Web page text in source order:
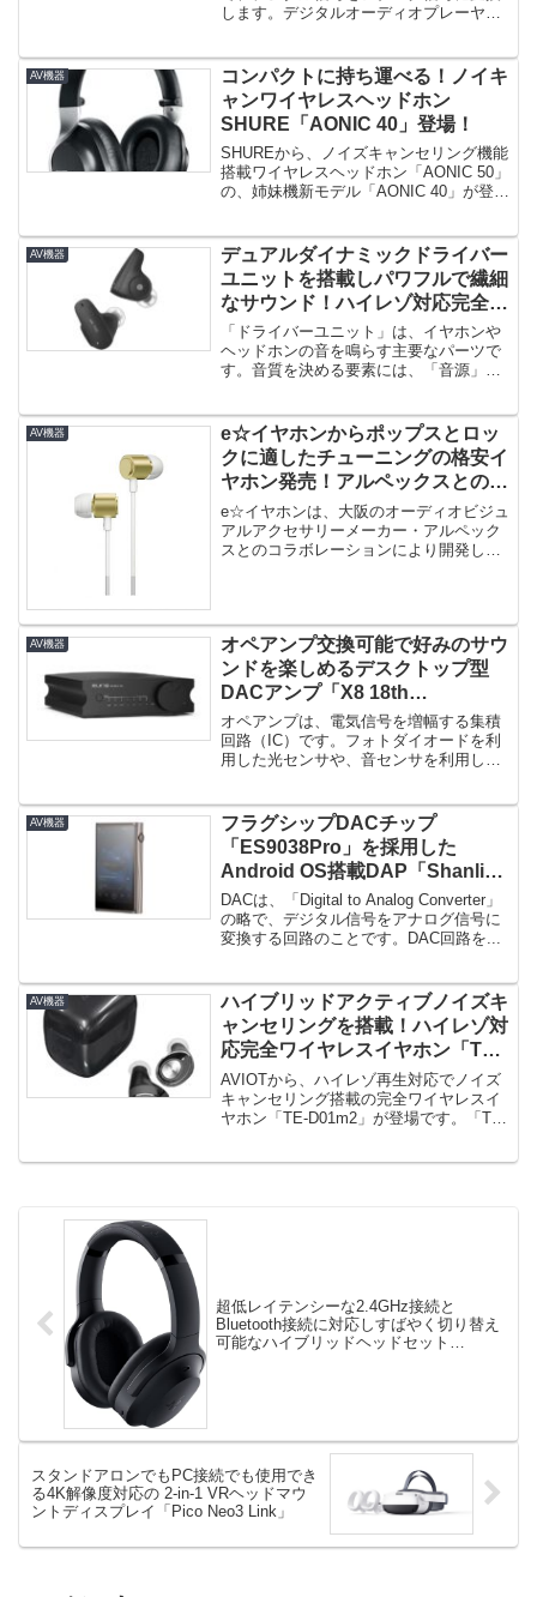
します。デジタルオーディオプレーヤー
AV機器
コンパクトに持ち運べる！ノイキ
ャンワイヤレスヘッドホン
SHURE「AONIC 40」登場！
SHUREから、ノイズキャンセリング機能
搭載ワイヤレスヘッドホン「AONIC 50」
の、姉妹機新モデル「AONIC 40」が登場
AV機器
デュアルダイナミックドライバー
ユニットを搭載しパワフルで繊細
なサウンド！ハイレゾ対応完全ワ
イヤレスイヤホン「HP-
R300BT」登場！
「ドライバーユニット」は、イヤホンや
ヘッドホンの音を鳴らす主要なパーツで
す。音質を決める要素には、「音源」
AV機器
e☆イヤホンからポップスとロッ
クに適したチューニングの格安イ
ヤホン発売！アルペックスとのコ
ラボレーション「Hi-Unitシリー
ズ」第2弾！
e☆イヤホンは、大阪のオーディオビジュ
アルアクセサリーメーカー・アルペック
スとのコラボレーションにより開発した
AV機器
オペアンプ交換可能で好みのサウ
ンドを楽しめるデスクトップ型
DACアンプ「X8 18th
Anniversary Edition」登場！
オペアンプは、電気信号を増幅する集積
回路（IC）です。フォトダイオードを利
用した光センサや、音センサを利用した
AV機器
フラグシップDACチップ
「ES9038Pro」を採用した
Android OS搭載DAP「Shanling
M7」登場！
DACは、「Digital to Analog Converter」
の略で、デジタル信号をアナログ信号に
変換する回路のことです。DAC回路を...
AV機器
ハイブリッドアクティブノイズキ
ャンセリングを搭載！ハイレゾ対
応完全ワイヤレスイヤホン「TE-
D01m2」登場！
AVIOTから、ハイレゾ再生対応でノイズ
キャンセリング搭載の完全ワイヤレスイ
ヤホン「TE-D01m2」が登場です。「TE-
超低レイテンシーな2.4GHz接続と
Bluetooth接続に対応しすばやく切り替え
可能なハイブリッドヘッドセット
スタンドアロンでもPC接続でも使用でき
る4K解像度対応の 2-in-1 VRヘッドマウ
ントディスプレイ「Pico Neo3 Link」